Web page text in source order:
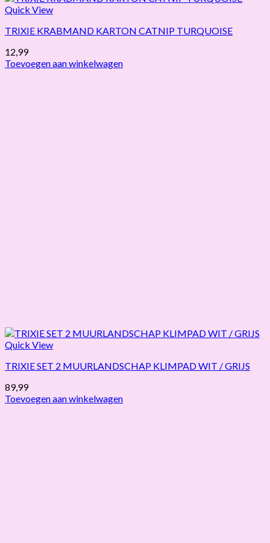
Quick View
TRIXIE KRABMAND KARTON CATNIP TURQUOISE
12,99
Toevoegen aan winkelwagen
Quick View
TRIXIE SET 2 MUURLANDSCHAP KLIMPAD WIT / GRIJS
89,99
Toevoegen aan winkelwagen